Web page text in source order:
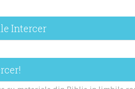
Intercer